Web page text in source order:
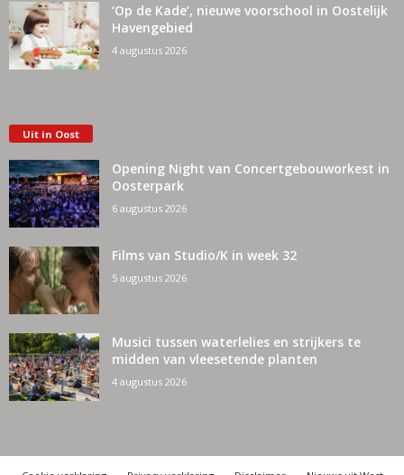
‘Op de Kade’, nieuwe voorschool in Oostelijk
Havengebied
4 augustus 2026
Uit in Oost
Opening Night van Concertgebouworkest in
Oosterpark
6 augustus 2026
Films van Studio/K in week 32
5 augustus 2026
Musici tussen waterlelies en strijkers te
midden van vleesetende planten
4 augustus 2026